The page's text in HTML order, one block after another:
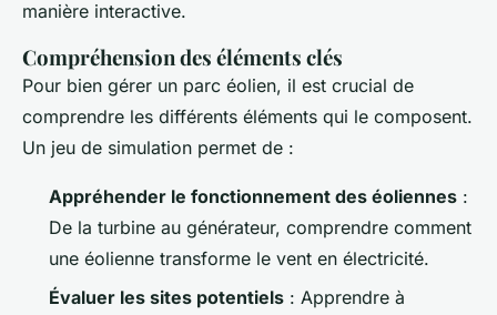
manière interactive.
Compréhension des éléments clés
Pour bien gérer un parc éolien, il est crucial de
comprendre les différents éléments qui le composent.
Un jeu de simulation permet de :
Appréhender le fonctionnement des éoliennes :
De la turbine au générateur, comprendre comment
une éolienne transforme le vent en électricité.
Évaluer les sites potentiels : Apprendre à